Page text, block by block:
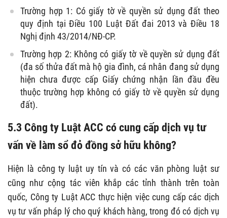
Trường hợp 1: Có giấy tờ về quyền sử dụng đất theo
quy định tại Điều 100 Luật Đất đai 2013 và Điều 18
Nghị định 43/2014/NĐ-CP.
Trường hợp 2: Không có giấy tờ về quyền sử dụng đất
(đa số thửa đất mà hộ gia đình, cá nhân đang sử dụng
hiện chưa được cấp Giấy chứng nhận lần đầu đều
thuộc trường hợp không có giấy tờ về quyền sử dụng
đất).
5.3 Công ty Luật ACC có cung cấp dịch vụ tư
vấn về làm sổ đỏ đồng sở hữu không?
Hiện là công ty luật uy tín và có các văn phòng luật sư
cũng như cộng tác viên khắp các tỉnh thành trên toàn
quốc, Công ty Luật ACC thực hiện việc cung cấp các dịch
vụ tư vấn pháp lý cho quý khách hàng, trong đó có dịch vụ